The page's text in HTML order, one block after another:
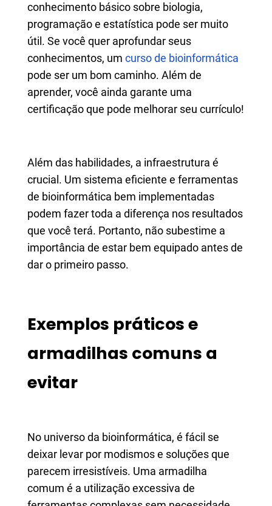
conhecimento básico sobre biologia,
programação e estatística pode ser muito
útil. Se você quer aprofundar seus
conhecimentos, um curso de bioinformática
pode ser um bom caminho. Além de
aprender, você ainda garante uma
certificação que pode melhorar seu currículo!
Além das habilidades, a infraestrutura é
crucial. Um sistema eficiente e ferramentas
de bioinformática bem implementadas
podem fazer toda a diferença nos resultados
que você terá. Portanto, não subestime a
importância de estar bem equipado antes de
dar o primeiro passo.
Exemplos práticos e
armadilhas comuns a
evitar
No universo da bioinformática, é fácil se
deixar levar por modismos e soluções que
parecem irresistíveis. Uma armadilha
comum é a utilização excessiva de